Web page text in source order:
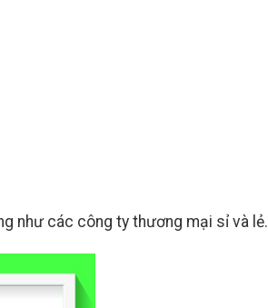
như các công ty thương mại sỉ và lẻ.